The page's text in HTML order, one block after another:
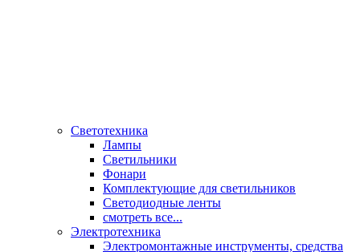
Светотехника
Лампы
Светильники
Фонари
Комплектующие для светильников
Светодиодные ленты
смотреть все...
Электротехника
Электромонтажные инструменты, средства